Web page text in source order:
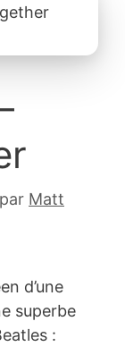
24
par Matt
d’une
superbe
: